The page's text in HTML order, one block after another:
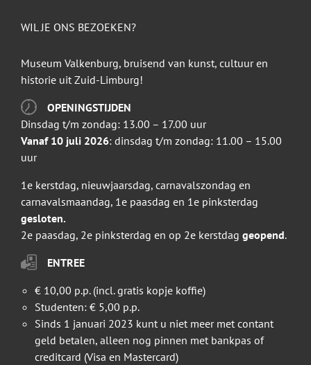
WIL JE ONS BEZOEKEN?
Museum Valkenburg, bruisend van kunst, cultuur en
historie uit Zuid-Limburg!
OPENINGSTIJDEN
Dinsdag t/m zondag: 13.00 – 17.00 uur
Vanaf 10 juli 2026: dinsdag t/m zondag: 11.00 – 15.00
uur
1e kerstdag, nieuwjaarsdag, carnavalszondag en
carnavalsmaandag, 1e paasdag en 1e pinksterdag
gesloten.
2e paasdag, 2e pinksterdag en op 2e kerstdag geopend.
ENTREE
€ 10,00 p.p. (incl. gratis kopje koffie)
Studenten: € 5,00 p.p.
Sinds 1 januari 2023 kunt u niet meer met contant
geld betalen, alleen nog pinnen met bankpas of
creditcard (Visa en Mastercard)